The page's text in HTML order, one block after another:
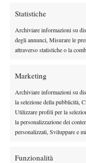
Statistiche
Archiviare informazioni su
degli annunci, Misurare le
attraverso statistiche o la
Marketing
Archiviare informazioni su
la selezione della pubblicità,
Utilizzare profili per la
la personalizzazione dei
personalizzati, Sviluppare e
Funzionalità
Federer si fermò a 11.
Rafael?
Atp